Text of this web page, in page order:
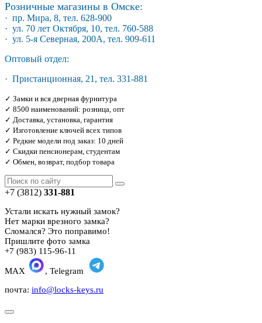
Розничные магазины в Омске:
· пр. Мира, 8, тел. 628-900
· ул. 70 лет Октября, 10, тел. 760-588
· ул. 5-я Северная, 200А, тел. 909-611
Оптовый отдел:
· Пристанционная, 21, тел. 331-881
✓ Замки и вся дверная фурнитура
✓ 8500 наименований: розница, опт
✓ Доставка, установка, гарантия
✓ Изготовление ключей всех типов
✓ Редкие модели под заказ: 10 дней
✓ Скидки пенсионерам, студентам
✓ Обмен, возврат, подбор товара
+7 (3812) 331-881
Устали искать нужный замок?
Нет марки врезного замка?
Сломался? Это поправимо!
Пришлите фото замка
+7 (983) 115-96-11
MAX
, Telegram
почта: info@locks-keys.ru